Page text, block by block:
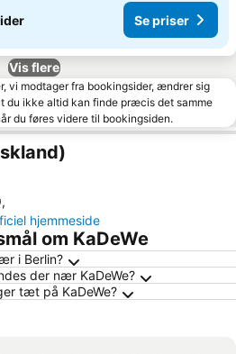
Se priser
Vis flere
vi modtager fra bookingsider, ændrer sig
du ikke altid kan finde præcis det samme
du føres videre til bookingsiden.
,
hjemmeside
om KaDeWe
i Berlin?
der nær KaDeWe?
tæt på KaDeWe?